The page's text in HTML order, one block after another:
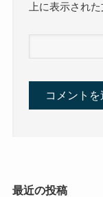
上に表示され
最近の投稿